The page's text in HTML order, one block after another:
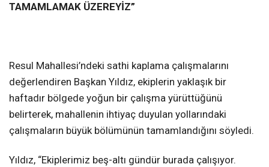
TAMAMLAMAK ÜZEREYİZ”
Resul Mahallesi’ndeki sathi kaplama çalışmalarını
değerlendiren Başkan Yıldız, ekiplerin yaklaşık bir
haftadır bölgede yoğun bir çalışma yürüttüğünü
belirterek, mahallenin ihtiyaç duyulan yollarındaki
çalışmaların büyük bölümünün tamamlandığını söyledi.
Yıldız, “Ekiplerimiz beş-altı gündür burada çalışıyor.